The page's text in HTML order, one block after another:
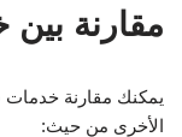
مقارنة بين
يمكنك مقارنة
الأخرى من حيث: